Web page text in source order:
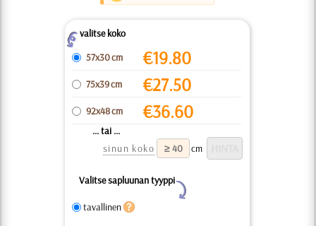
Zvalitse koko
57x30 cm
€19.80
75x39 cm €27.50
92x48 cm €36.60
... tai ...
sinun koko
cm
Valitse sapluunan tyyppi
Y
tavallinen